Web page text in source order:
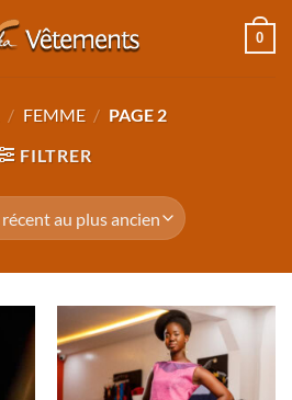
0
/ FEMME / PAGE 2
FILTRER